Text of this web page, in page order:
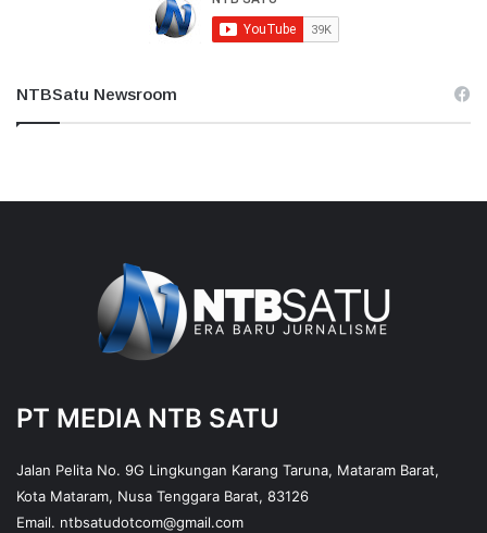
NTBSatu Newsroom
PT MEDIA NTB SATU
Jalan Pelita No. 9G Lingkungan Karang Taruna, Mataram Barat,
Kota Mataram, Nusa Tenggara Barat, 83126
Email. ntbsatudotcom@gmail.com